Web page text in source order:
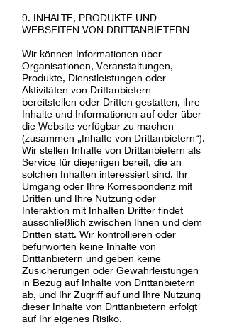
9. INHALTE, PRODUKTE UND
WEBSEITEN VON DRITTANBIETERN
Wir können Informationen über
Organisationen, Veranstaltungen,
Produkte, Dienstleistungen oder
Aktivitäten von Drittanbietern
bereitstellen oder Dritten gestatten, ihre
Inhalte und Informationen auf oder über
die Website verfügbar zu machen
(zusammen „Inhalte von Drittanbietern“).
Wir stellen Inhalte von Drittanbietern als
Service für diejenigen bereit, die an
solchen Inhalten interessiert sind. Ihr
Umgang oder Ihre Korrespondenz mit
Dritten und Ihre Nutzung oder
Interaktion mit Inhalten Dritter findet
ausschließlich zwischen Ihnen und dem
Dritten statt. Wir kontrollieren oder
befürworten keine Inhalte von
Drittanbietern und geben keine
Zusicherungen oder Gewährleistungen
in Bezug auf Inhalte von Drittanbietern
ab, und Ihr Zugriff auf und Ihre Nutzung
dieser Inhalte von Drittanbietern erfolgt
auf Ihr eigenes Risiko.